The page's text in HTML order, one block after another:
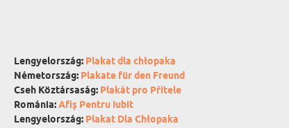
Lengyelország: Plakat dla chłopaka
Németország: Plakate für den Freund
Cseh Köztársaság: Plakát pro Přítele
Románia:Afiș Pentru Iubit
Lengyelország: Plakat Dla Chłopaka